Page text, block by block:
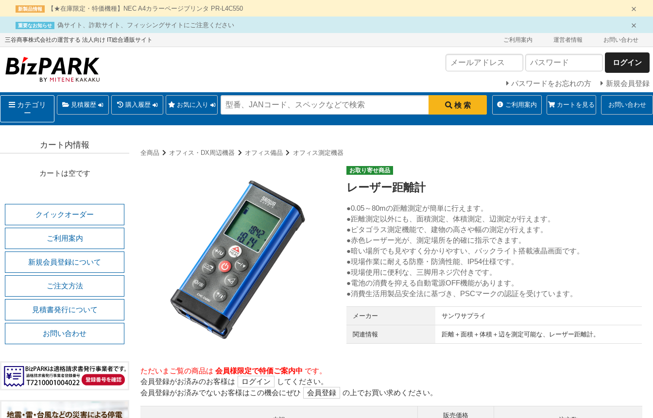
新製品情報 【★在庫限定・特価機種】NEC A4カラーページプリンタ PR-L4C550
重要なお知らせ 偽サイト、詐欺サイト、フィッシングサイトにご注意ください
三谷商事株式会社の運営する 法人向け IT総合通販サイト ご利用案内 運営者情報 お問い合わせ
ログイン
パスワードをお忘れの方 新規会員登録
カテゴリ
ー
見積履歴 購入履歴 お気に入り 検 索 ご利用案内 カートを見る お問い合わせ
全商品 オフィス・DX周辺機器 オフィス備品 オフィス測定機器
お取り寄せ商品
レーザー距離計
●0.05～80mの距離測定が簡単に行えます。
●距離測定以外にも、面積測定、体積測定、辺測定が行えます。
●ピタゴラス測定機能で、建物の高さや幅の測定が行えます。
●赤色レーザー光が、測定場所を的確に指示できます。
●暗い場所でも見やすく分かりやすい、バックライト搭載液晶画面です。
●現場作業に耐える防塵・防滴性能、IP54仕様です。
●現場使用に便利な、三脚用ネジ穴付きです。
●電池の消費を抑える自動電源OFF機能があります。
●消費生活用製品安全法に基づき、PSCマークの認証を受けています。
メーカー サンワサプライ
関連情報 距離＋面積＋体積＋辺を測定可能な、レーザー距離計。
ただいまご覧の商品は 会員様限定で特価ご案内中 です。
会員登録がお済みのお客様は
ログイン
してください。
会員登録がお済みでないお客様はこの機会にぜひ
会員登録 の上でお買い求めください。
販売価格
カート内情報
カートは空です
クイックオーダー
ご利用案内
新規会員登録について
ご注文方法
見積書発行について
お問い合わせ